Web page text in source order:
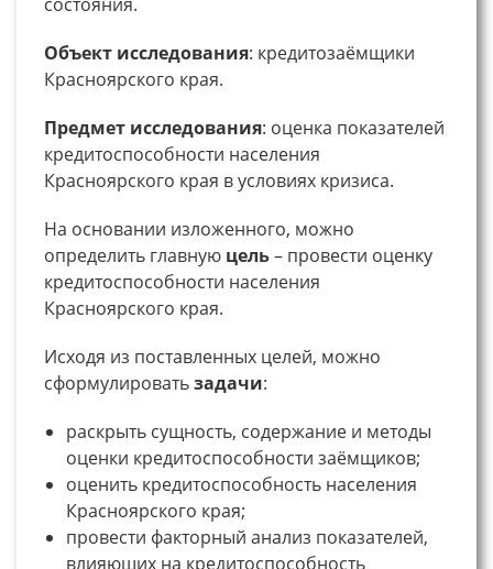
Объект исследования: кредитозаёмщики
Красноярского края.
Предмет исследования: оценка показателей
кредитоспособности населения
Красноярского края в условиях кризиса.
На основании изложенного, можно
определить главную цель– провести оценку
кредитоспособности населения
Красноярского края.
Исходя из поставленных целей, можно
сформулироватьзадачи:
раскрыть сущность, содержание и методы
оценки кредитоспособности заёмщиков;
оценить кредитоспособность населения
Красноярского края;
провести факторный анализ показателей,
влияющих на кредитоспособность